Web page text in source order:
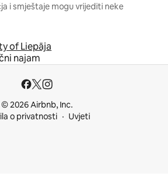
i smještaje mogu vrijediti neke
of Liepāja
najam
© 2026 Airbnb, Inc.
o privatnosti
Uvjeti